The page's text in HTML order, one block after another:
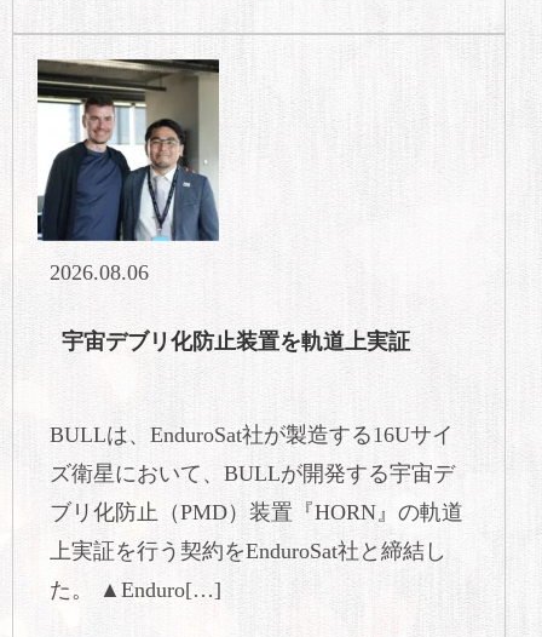
2026.08.06
宇宙デブリ化防止装置を軌道上実証
BULLは、EnduroSat社が製造する16Uサイ
ズ衛星において、BULLが開発する宇宙デ
ブリ化防止（PMD）装置『HORN』の軌道
上実証を行う契約をEnduroSat社と締結し
た。 ▲Enduro[…]